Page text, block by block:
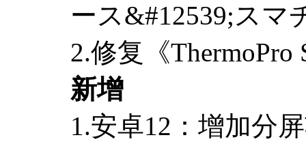
ース&#12539;スマ
2.修复《ThermoPro
新增
1.安卓12：增加分